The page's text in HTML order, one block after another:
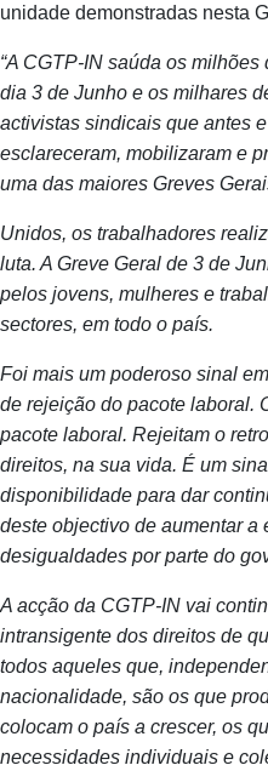
unidade demonstradas nesta
“A CGTP-IN saúda os
dia 3 de Junho e os milhares
activistas sindicais que antes
esclareceram, mobilizaram e
uma das maiores Greves
Unidos, os trabalhadores
luta. A Greve Geral de 3 de
pelos jovens, mulheres e
sectores, em todo o país.
Foi mais um poderoso sinal
de rejeição do pacote laboral.
pacote laboral. Rejeitam o
direitos, na sua vida. É um
disponibilidade para dar
deste objectivo de aumentar a
desigualdades por parte do
A acção da CGTP-IN vai
intransigente dos direitos de
todos aqueles que,
nacionalidade, são os que
colocam o país a crescer, os
necessidades individuais e